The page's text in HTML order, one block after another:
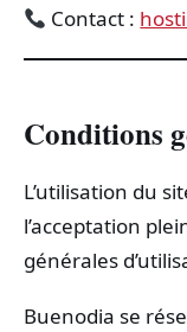
SCIENCES & TECH
Contact :
Conditions
L’utilisation du
l’acceptation
générales
Buenodia se